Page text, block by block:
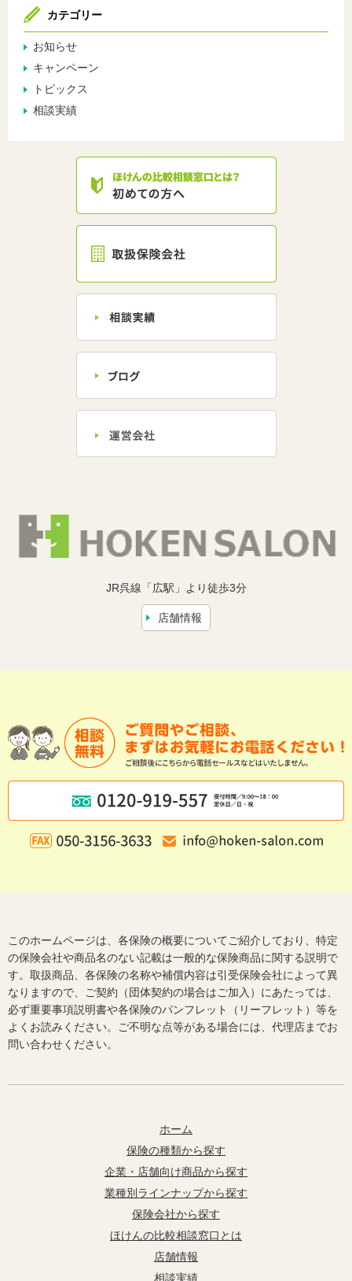
カテゴリー
お知らせ
キャンペーン
トピックス
相談実績
JR呉線「広駅」より徒歩3分
店舗情報
このホームページは、各保険の概要についてご紹介しており、特定
の保険会社や商品名のない記載は一般的な保険商品に関する説明で
す。取扱商品、各保険の名称や補償内容は引受保険会社によって異
なりますので、ご契約（団体契約の場合はご加入）にあたっては、
必ず重要事項説明書や各保険のパンフレット（リーフレット）等を
よくお読みください。ご不明な点等がある場合には、代理店までお
問い合わせください。
ホーム
保険の種類から探す
企業・店舗向け商品から探す
業種別ラインナップから探す
保険会社から探す
ほけんの比較相談窓口とは
店舗情報
相談実績